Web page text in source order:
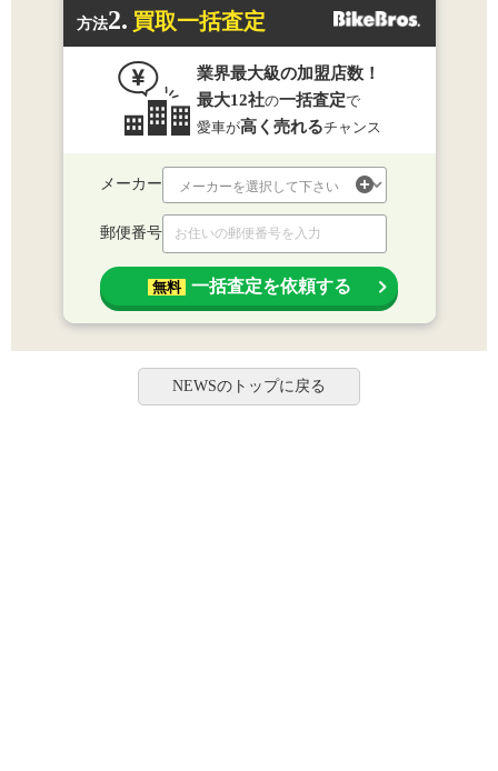
方法2. 買取一括査定
業界最大級の加盟店数！
最大12社の一括査定で
愛車が高く売れるチャンス
メーカー
郵便番号
無料 一括査定を依頼する
NEWSのトップに戻る